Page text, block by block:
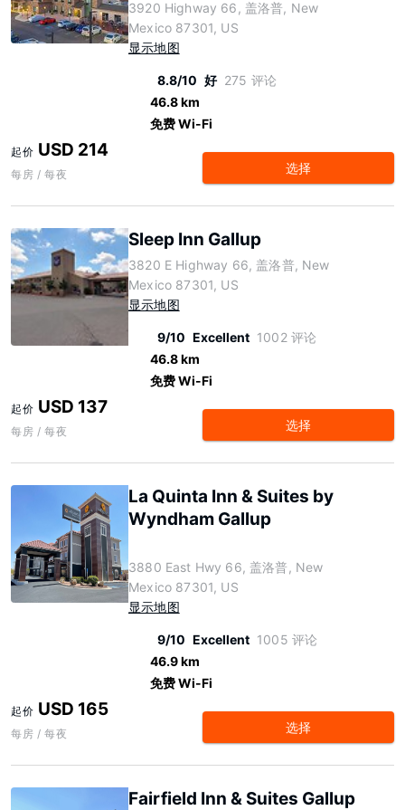
3920 Highway 66, 盖洛普, New
Mexico 87301, US
显示地图
8.8/10 好 275 评论
46.8 km
免费 Wi-Fi
起价 USD 214
每房 / 每夜 选择
Sleep Inn Gallup
3820 E Highway 66, 盖洛普, New
Mexico 87301, US
显示地图
9/10 Excellent 1002 评论
46.8 km
免费 Wi-Fi
起价 USD 137
每房 / 每夜 选择
La Quinta Inn & Suites by
Wyndham Gallup
3880 East Hwy 66, 盖洛普, New
Mexico 87301, US
显示地图
9/10 Excellent 1005 评论
46.9 km
免费 Wi-Fi
起价 USD 165
每房 / 每夜 选择
Fairfield Inn & Suites Gallup